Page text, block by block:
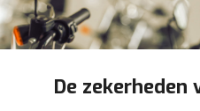
De zekerheden